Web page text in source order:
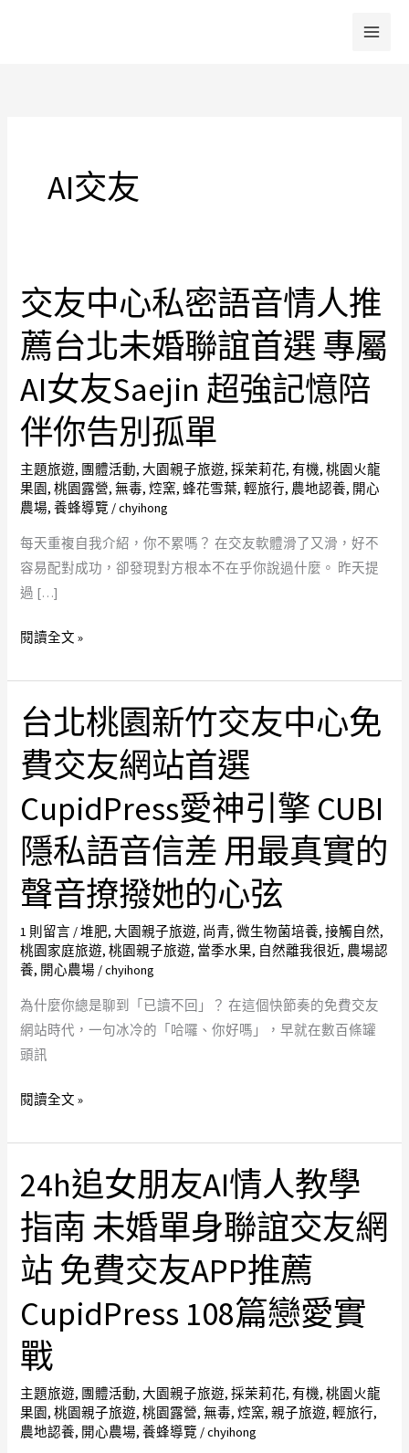
AI交友
交友中心私密語音情人推
薦台北未婚聯誼首選 專屬
AI女友Saejin 超強記憶陪
伴你告別孤單
主題旅遊, 團體活動,大園親子旅遊,採茉莉花,有機,桃園火龍
果園,桃園露營,無毒,焢窯,蜂花雪葉,輕旅行, 農地認養, 開心
農場,養蜂導覽 /chyihong
每天重複自我介紹，你不累嗎？ 在交友軟體滑了又滑，好不
容易配對成功，卻發現對方根本不在乎你說過什麼。 昨天提
過 […]
交
友
中
私
密
語
音
情
人
推
薦
台
未
誼
首
選
屬
AI
女
友
Saejin
超
強
憶
陪
伴
告
單
閱讀全文 »
台北桃園新竹交友中心免
費交友網站首選
CupidPress愛神引擎 CUBI
隱私語音信差 用最真實的
聲音撩撥她的心弦
1 則留言 /堆肥,大園親子旅遊, 尚青,微生物菌培養,接觸自然,
桃園家庭旅遊,桃園親子旅遊, 當季水果, 自然離我很近, 農場認
養, 開心農場 /chyihong
為什麼你總是聊到「已讀不回」？ 在這個快節奏的免費交友
網站時代，一句冰冷的「哈囉、你好嗎」，早就在數百條罐
頭訊
台
北
桃
新
竹
交
友
中
心
免
交
友
網
首
愛
引
擎
CUBI
隱
私
語
信
差
閱讀全文 »
24h追女朋友AI情人教學
指南 未婚單身聯誼交友網
站 免費交友APP推薦
CupidPress 108篇戀愛實
戰
主題旅遊, 團體活動,大園親子旅遊,採茉莉花,有機,桃園火龍
果園 ,桃園親子旅遊,桃園露營,無毒,焢窯,親子旅遊,輕旅行,
農地認養, 開心農場,養蜂導覽 /chyihong
24h
追
女
友
情
人
教
學
指